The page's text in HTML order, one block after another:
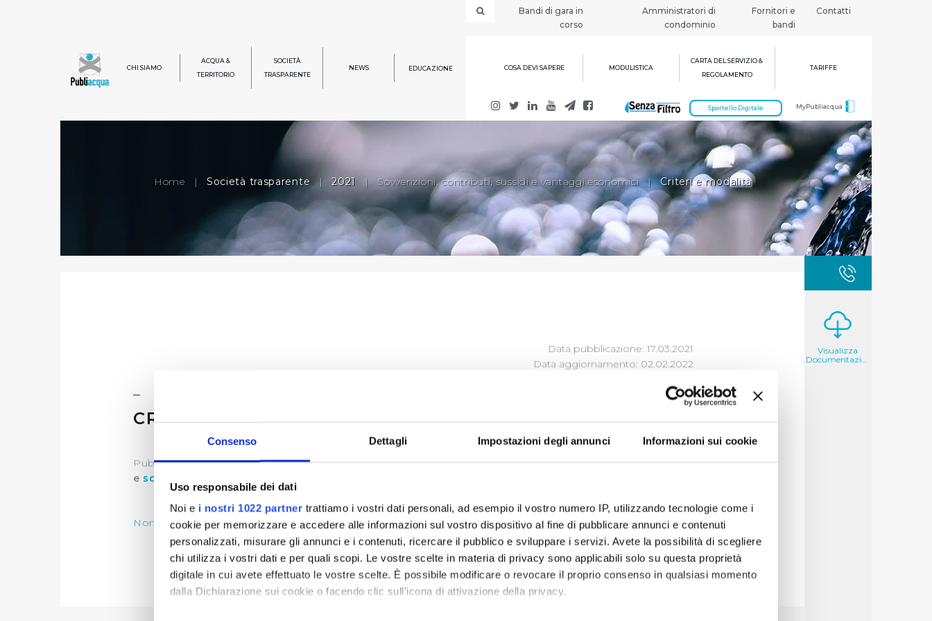
Consenso Dettagli Impostazioni degli annunci Informazioni sui cookie
Uso responsabile dei dati
Noi e i nostri 1022 partner trattiamo i vostri dati personali, ad esempio il vostro numero IP, utilizzando tecnologie come i
cookie per memorizzare e accedere alle informazioni sul vostro dispositivo al fine di pubblicare annunci e contenuti
personalizzati, misurare gli annunci e i contenuti, ricercare il pubblico e sviluppare i servizi. Avete la possibilità di scegliere
chi utilizza i vostri dati e per quali scopi. Le vostre scelte in materia di privacy sono applicabili solo su questa proprietà
digitale in cui avete effettuato le vostre scelte. È possibile modificare o revocare il proprio consenso in qualsiasi momento
dalla Dichiarazione sui cookie o facendo clic sull'icona di attivazione della privacy.
Bandi di gara in
corso
Amministratori di
condominio
Fornitori e
bandi
Contatti
CHI SIAMO
ACQUA &
TERRITORIO
SOCIETÀ
TRASPARENTE
NEWS EDUCAZIONE COSA DEVI SAPERE MODULISTICA
CARTA DEL SERVIZIO &
REGOLAMENTO
TARIFFE
MyPubliacqua
Sportello Digitale
Home | Società trasparente | 2021 | Sovvenzioni, contributi, sussidi e vantaggi economici | Criteri e modalità
Data pubblicazione: 17.03.2021
Data aggiornamento: 02.02.2022
CRITERI E MODALITÀ
Publiacqua per l'anno2021, sostiene, attraverso quattro specifici
e socio sanitarie.
Nomina della Commissione Sponsorizzazioniper la valutazione dei progetti presentati tramite bando
Visualizza
Documentazione